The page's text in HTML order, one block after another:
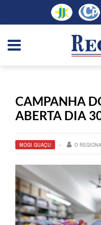
CAMPANHA
ABERTA DIA
MOGI GUAÇU O